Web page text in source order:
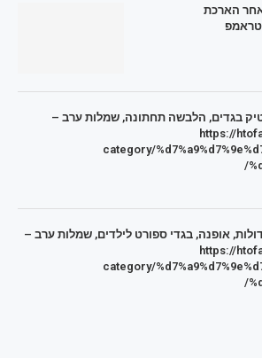
הארכת
טראמפ
בגדים, הלבשה תחתונה, שמלות ערב –
https://
category/
אופנה, בגדי ספורט לילדים, שמלות ערב –
https://
category/